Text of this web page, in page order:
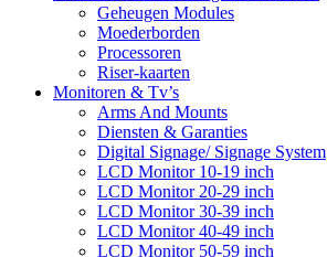
Geheugen Modules
Moederborden
Processoren
Riser-kaarten
Monitoren & Tv’s
Arms And Mounts
Diensten & Garanties
Digital Signage/ Signage System
LCD Monitor 10-19 inch
LCD Monitor 20-29 inch
LCD Monitor 30-39 inch
LCD Monitor 40-49 inch
LCD Monitor 50-59 inch